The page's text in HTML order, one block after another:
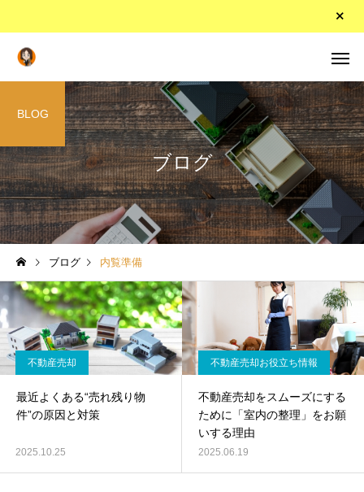
ブログ
BLOG
ブログ 内覧準備
不動産売却
最近よくある“売れ残り物
件”の原因と対策
2025.10.25
不動産売却お役立ち情報
不動産売却をスムーズにする
ために「室内の整理」をお願
いする理由
2025.06.19